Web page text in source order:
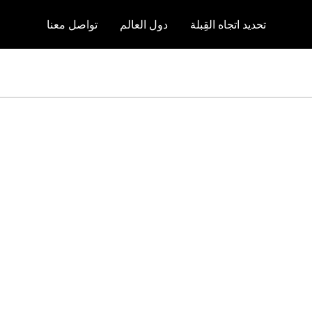
تحديد اتجاه القِبلة دول العالم تواصل معنا